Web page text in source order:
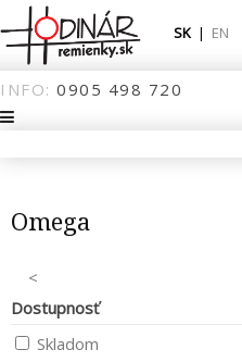
INFO: 0905 498 720
SK | EN
Omega
<
Dostupnosť
Skladom